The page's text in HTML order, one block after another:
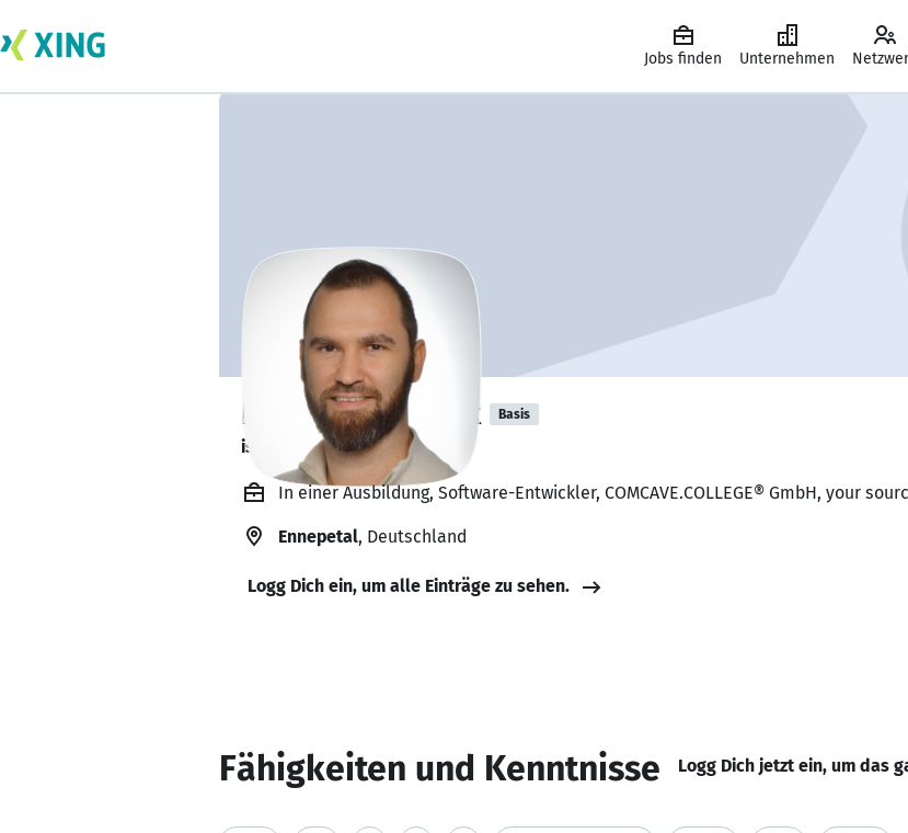
Jobs finden Unternehmen
Dmytro Shkilniuk Basis
ist offen für Projekte. 🔎
In einer Ausbildung, Software-Entwickler, COMCAVE.COLLEGE® GmbH, your
Ennepetal, Deutschland
Logg Dich ein, um alle Einträge zu sehen.
Fähigkeiten und Kenntnisse Logg Dich jetzt ein, um das